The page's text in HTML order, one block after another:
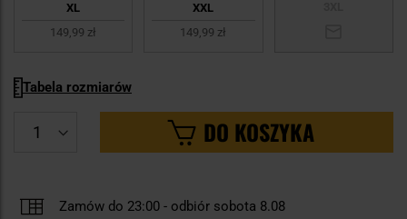
XL
149,99 zł
XXL
149,99 zł
Tabela rozmiarów
DO KOSZYKA
Zamów do 23:00 - odbiór sobota 8.08